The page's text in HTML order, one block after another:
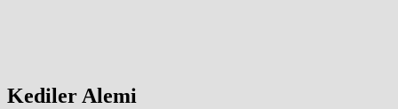
Kediler Alemi